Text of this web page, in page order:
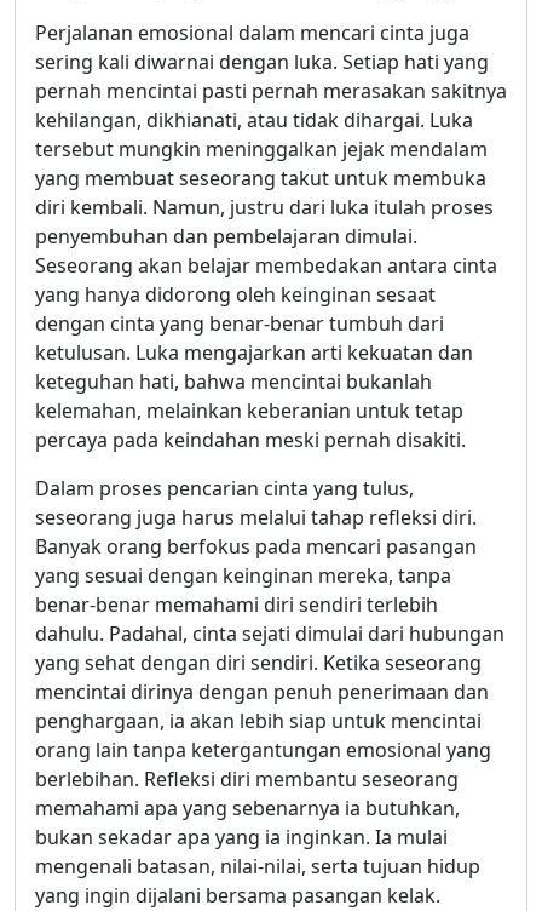
Perjalanan emosional dalam mencari cinta juga
sering kali diwarnai dengan luka. Setiap hati yang
pernah mencintai pasti pernah merasakan sakitnya
kehilangan, dikhianati, atau tidak dihargai. Luka
tersebut mungkin meninggalkan jejak mendalam
yang membuat seseorang takut untuk membuka
diri kembali. Namun, justru dari luka itulah proses
penyembuhan dan pembelajaran dimulai.
Seseorang akan belajar membedakan antara cinta
yang hanya didorong oleh keinginan sesaat
dengan cinta yang benar-benar tumbuh dari
ketulusan. Luka mengajarkan arti kekuatan dan
keteguhan hati, bahwa mencintai bukanlah
kelemahan, melainkan keberanian untuk tetap
percaya pada keindahan meski pernah disakiti.
Dalam proses pencarian cinta yang tulus,
seseorang juga harus melalui tahap refleksi diri.
Banyak orang berfokus pada mencari pasangan
yang sesuai dengan keinginan mereka, tanpa
benar-benar memahami diri sendiri terlebih
dahulu. Padahal, cinta sejati dimulai dari hubungan
yang sehat dengan diri sendiri. Ketika seseorang
mencintai dirinya dengan penuh penerimaan dan
penghargaan, ia akan lebih siap untuk mencintai
orang lain tanpa ketergantungan emosional yang
berlebihan. Refleksi diri membantu seseorang
memahami apa yang sebenarnya ia butuhkan,
bukan sekadar apa yang ia inginkan. Ia mulai
mengenali batasan, nilai-nilai, serta tujuan hidup
yang ingin dijalani bersama pasangan kelak.